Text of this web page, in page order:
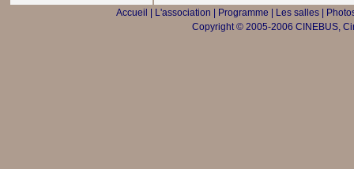
Accueil L'association Programme Les salles|
Copyright © 2005-2006 CINEBUS,